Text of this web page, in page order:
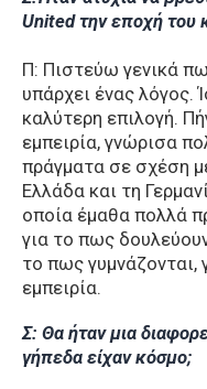
Unitedτην εποχή του
Π: Πιστεύω γενικά
υπάρχει ένας λόγος.
καλύτερη επιλογή.
εμπειρία, γνώρισα
πράγματα σε σχέση
Ελλάδα και τη
οποία έμαθα πολλά
για το πως
το πως γυμνάζονται,
εμπειρία.
Σ: Θα ήταν μια
γήπεδα είχαν κόσμο;